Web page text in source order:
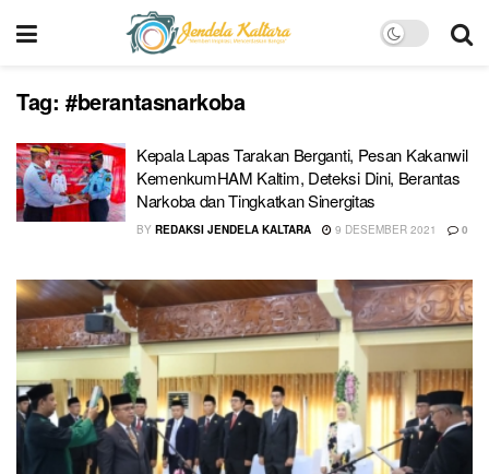
Tag: #berantasnarkoba
Kepala Lapas Tarakan Berganti, Pesan Kakanwil
KemenkumHAM Kaltim, Deteksi Dini, Berantas
Narkoba dan Tingkatkan Sinergitas
BY REDAKSI JENDELA KALTARA 9 DESEMBER 2021 0